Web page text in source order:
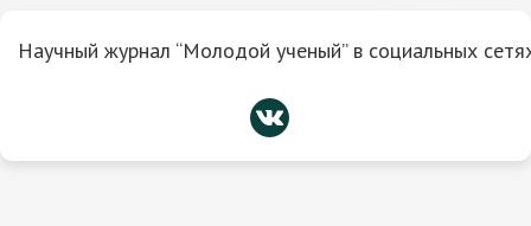
Научный журнал “Молодой ученый” в социальных